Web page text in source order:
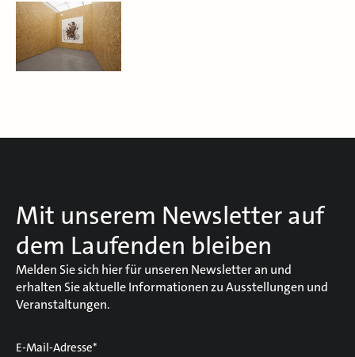
Mit unserem Newsletter auf
dem Laufenden bleiben
Melden Sie sich hier für unseren Newsletter an und
erhalten Sie aktuelle Informationen zu Ausstellungen und
Veranstaltungen.
E-Mail-Adresse*